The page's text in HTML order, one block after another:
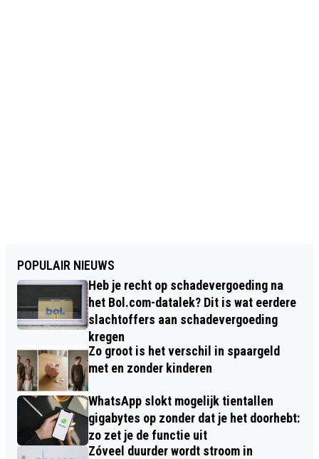
POPULAIR NIEUWS
Heb je recht op schadevergoeding na
het Bol.com-datalek? Dit is wat eerdere
slachtoffers aan schadevergoeding
kregen
Zo groot is het verschil in spaargeld
met en zonder kinderen
WhatsApp slokt mogelijk tientallen
gigabytes op zonder dat je het doorhebt:
zo zet je de functie uit
Zóveel duurder wordt stroom in